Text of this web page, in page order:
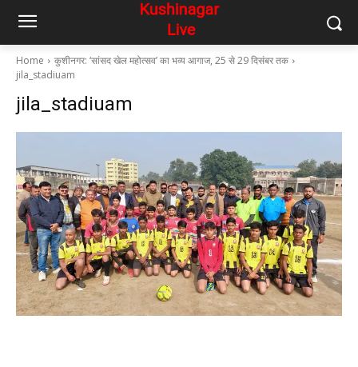
Home
कुशीनगर: ‘सांसद खेल महोत्सव’ का भव्य आगाज, 25 से 29 दिसंबर तक
jila_stadiuam
jila_stadiuam